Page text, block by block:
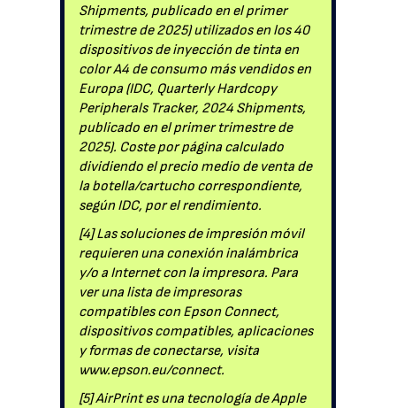
Shipments, publicado en el primer
trimestre de 2025) utilizados en los 40
dispositivos de inyección de tinta en
color A4 de consumo más vendidos en
Europa (IDC, Quarterly Hardcopy
Peripherals Tracker, 2024 Shipments,
publicado en el primer trimestre de
2025). Coste por página calculado
dividiendo el precio medio de venta de
la botella/cartucho correspondiente,
según IDC, por el rendimiento.
[4] Las soluciones de impresión móvil
requieren una conexión inalámbrica
y/o a Internet con la impresora. Para
ver una lista de impresoras
compatibles con Epson Connect,
dispositivos compatibles, aplicaciones
y formas de conectarse, visita
www.epson.eu/connect.
[5] AirPrint es una tecnología de Apple